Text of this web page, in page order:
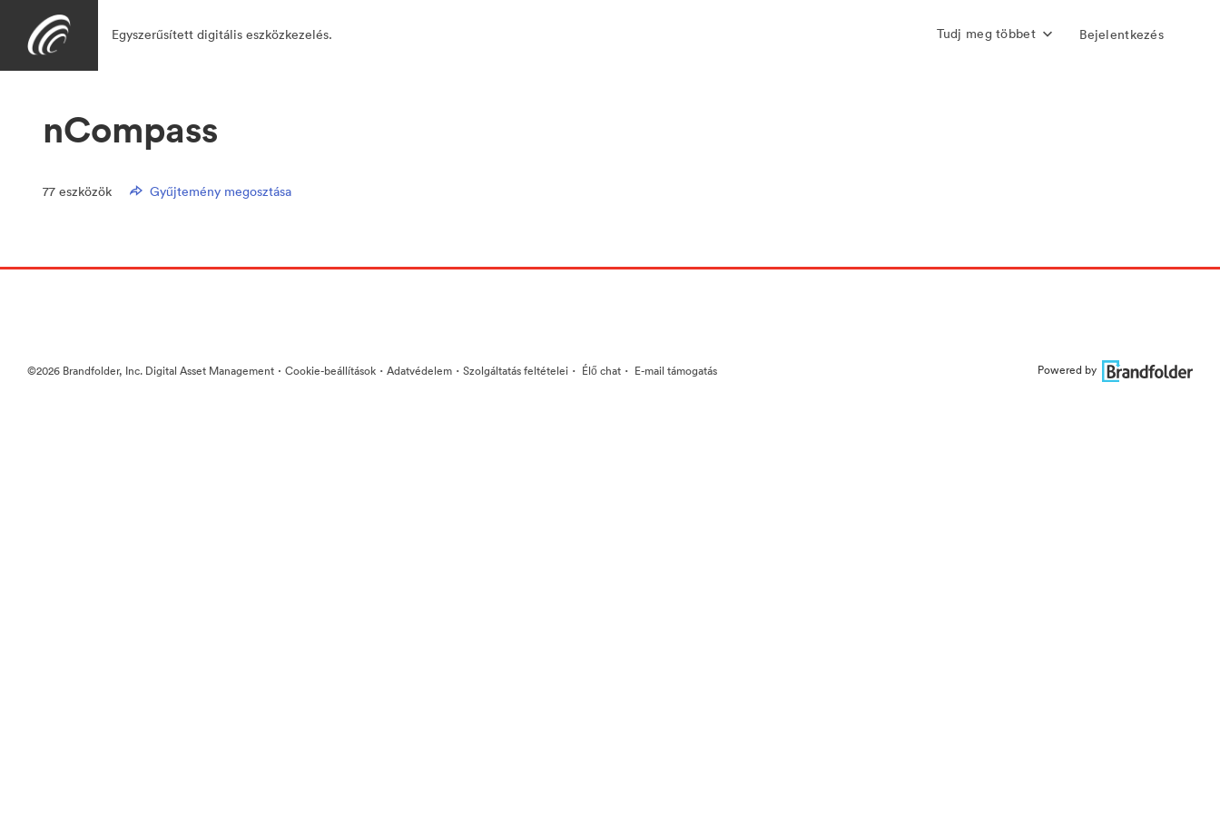
Egyszerűsített digitális eszközkezelés. Tudj meg többet Bejelentkezés
nCompass
77 eszközök Gyűjtemény megosztása
©2026 Brandfolder, Inc. Digital Asset Management · Cookie-beállítások · Adatvédelem · Szolgáltatás feltételei · Élő chat · E-mail támogatás Powered by